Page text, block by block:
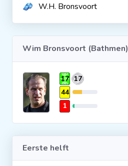
Wedstrijden
Statistieken
Voetbalpiramide
W.H. Bronsvoort
Wim Bronsvoort (Bathmen)
17 17
44
1
Eerste helft